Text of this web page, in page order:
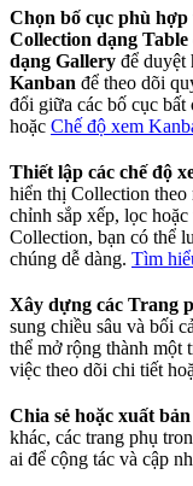
Chọn bố cục phù
Collection dạng Table
dạng Gallery để duyệt
Kanban để theo dõi
đổi giữa các bố cục bất
hoặc Chế độ xem
Thiết lập các chế độ
hiển thị Collection theo
chỉnh sắp xếp, lọc
Collection, bạn có thể
chúng dễ dàng. Tìm
Xây dựng các Trang
sung chiều sâu và bối
thể mở rộng thành một
việc theo dõi chi tiết
Chia sẻ hoặc xuất
khác, các trang phụ
ai để cộng tác và cập